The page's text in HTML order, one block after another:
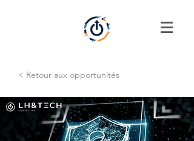
< Retour aux opportunités